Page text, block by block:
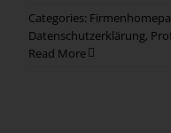
Categories:
Datenschutzerklärung,
Read More